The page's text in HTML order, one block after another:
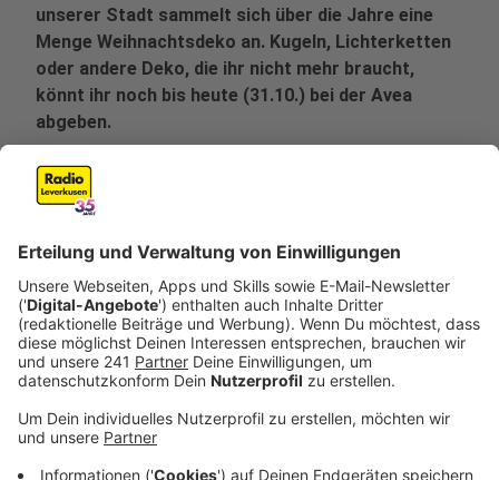
unserer Stadt sammelt sich über die Jahre eine
Menge Weihnachtsdeko an. Kugeln, Lichterketten
oder andere Deko, die ihr nicht mehr braucht,
könnt ihr noch bis heute (31.10.) bei der Avea
abgeben.
Veröffentlicht:
Zum zweiten Mal veranstaltet die Avea am 02.
November ihre große Weihnachtsdeko-Tauschbörse.
Noch bis zum 31.10. könnt ihr Weihnachtsschmuck
oder Winterdeko, die ihr nicht mehr braucht, an
bestimmten Stellen in der Stadt abgeben. Dafür
bekommt ihr kleine Chips, die bei der sogenannten
„Weihnachtsstöberei“ dann gegen andere Second-